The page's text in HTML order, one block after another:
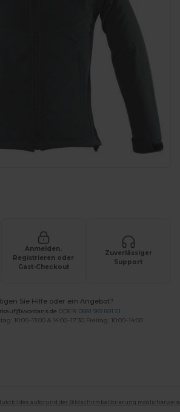
Anmelden,
Registrieren oder
Gast-Checkout
Zuverlässiger
Support
Sie Hilfe oder ein Angebot?
ODER0681 969 891 51
10:00–13:00 & 14:00–17:30 Freitag: 10:00–14:00
aufgrund der Bildschirmkalibrierung